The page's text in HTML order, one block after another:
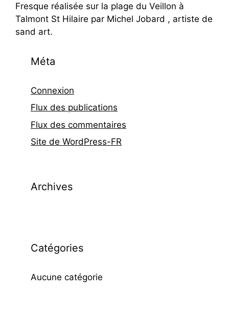
Fresque réalisée sur la plage du Veillon à
Talmont St Hilaire par Michel Jobard , artiste de
sand art.
Méta
Connexion
Flux des publications
Flux des commentaires
Site de WordPress-FR
Archives
Catégories
Aucune catégorie